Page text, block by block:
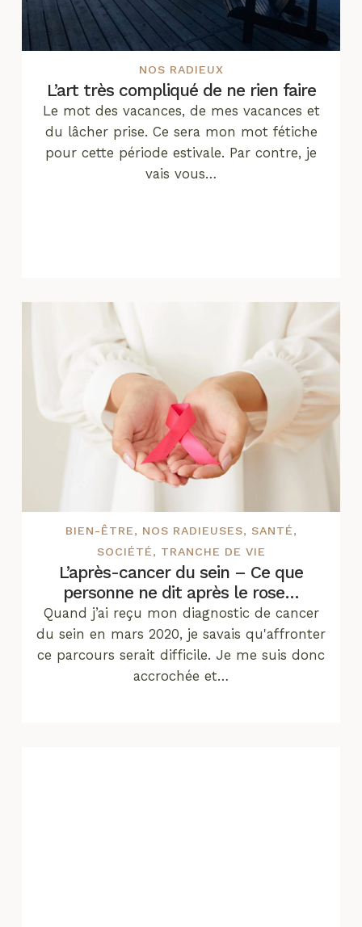
NOS RADIEUX
L’art très compliqué de ne rien faire
Le mot des vacances, de mes vacances et
du lâcher prise. Ce sera mon mot fétiche
pour cette période estivale. Par contre, je
vais vous…
BIEN-ÊTRE, NOS RADIEUSES, SANTÉ,
SOCIÉTÉ, TRANCHE DE VIE
L’après-cancer du sein – Ce que
personne ne dit après le rose…
Quand j’ai reçu mon diagnostic de cancer
du sein en mars 2020, je savais qu'affronter
ce parcours serait difficile. Je me suis donc
accrochée et…